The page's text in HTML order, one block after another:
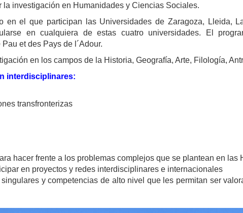
la investigación en Humanidades y Ciencias Sociales.
en el que participan las Universidades de Zaragoza, Lleida,
en cualquiera de estas cuatro universidades. El
et des Pays de l´Adour.
en los campos de la Historia, Geografía, Arte, Filología,
interdisciplinares:
transfronterizas
hacer frente a los problemas complejos que se plantean en las
en proyectos y redes interdisciplinares e internacionales
y competencias de alto nivel que les permitan ser